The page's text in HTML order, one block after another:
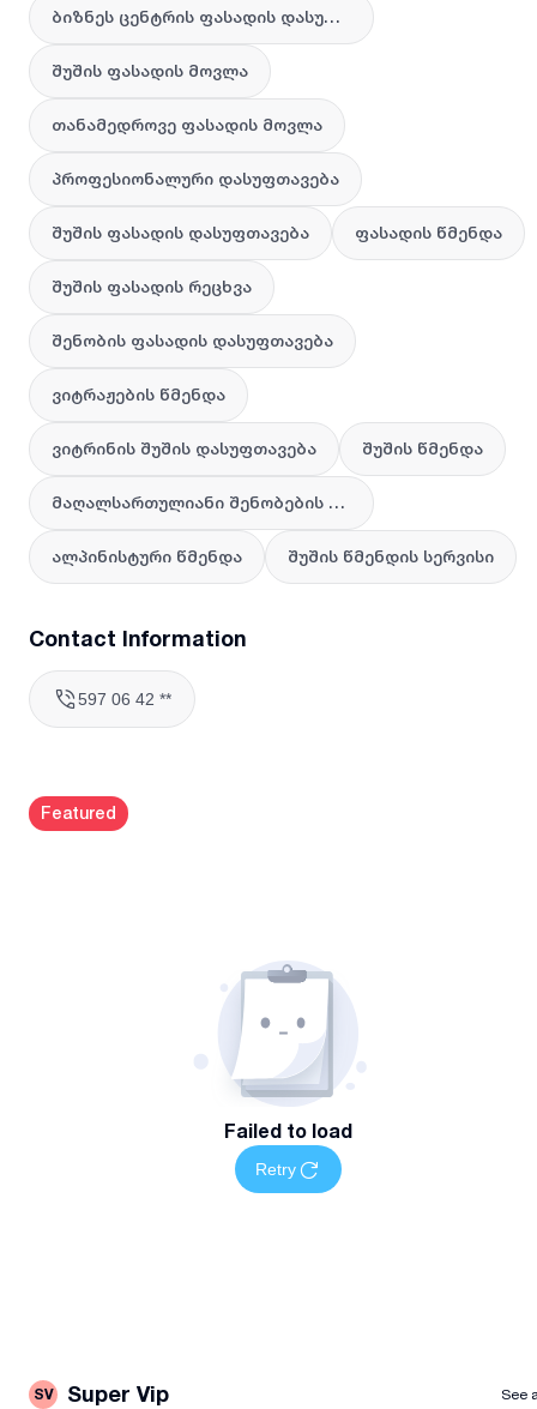
ბიზნეს ცენტრის ფასადის დასუფთავება
შუშის ფასადის მოვლა
თანამედროვე ფასადის მოვლა
პროფესიონალური დასუფთავება
შუშის ფასადის დასუფთავება ფასადის წმენდა
შუშის ფასადის რეცხვა
შენობის ფასადის დასუფთავება
ვიტრაჟების წმენდა
ვიტრინის შუშის დასუფთავება შუშის წმენდა
მაღალსართულიანი შენობების წმენდა
ალპინისტური წმენდა შუშის წმენდის სერვისი
Contact Information
597 06 42 **
Featured
Failed to load
Retry
SV Super Vip See